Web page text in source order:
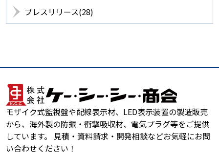
プレスリリース(28)
モザイク式監視盤や配線表示材、LED表示装置の製造販売
から、海外製の防振・衝撃吸収材、電気プラグ等をご提供
しています。 見積・資料請求・開発相談などお気軽にお問
い合わせください！